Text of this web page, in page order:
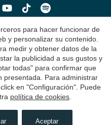
Durán Carasso
para hacer funcionar de
y personalizar su contenido.
medir y obtener datos de la
la publicidad a sus gustos y
todas" para confirmar que
presentada. Para administrar
en "Configuración". Puede
política de cookies.
Aceptar